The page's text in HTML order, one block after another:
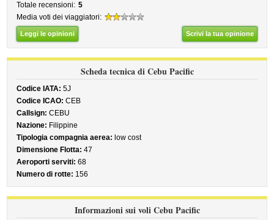
Totale recensioni: 5
Media voti dei viaggiatori:
Leggi le opinioni Scrivi la tua opinione
Scheda tecnica di Cebu Pacific
Codice IATA: 5J
Codice ICAO: CEB
Callsign: CEBU
Nazione: Filippine
Tipologia compagnia aerea: low cost
Dimensione Flotta: 47
Aeroporti serviti: 68
Numero di rotte: 156
Informazioni sui voli Cebu Pacific